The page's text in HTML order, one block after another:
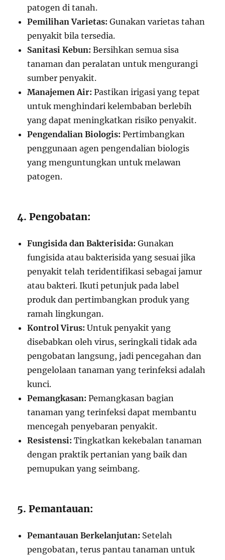
patogen di tanah.
Pemilihan Varietas: Gunakan varietas tahan
penyakit bila tersedia.
Sanitasi Kebun: Bersihkan semua sisa
tanaman dan peralatan untuk mengurangi
sumber penyakit.
Manajemen Air: Pastikan irigasi yang tepat
untuk menghindari kelembaban berlebih
yang dapat meningkatkan risiko penyakit.
Pengendalian Biologis: Pertimbangkan
penggunaan agen pengendalian biologis
yang menguntungkan untuk melawan
patogen.
4. Pengobatan:
Fungisida dan Bakterisida: Gunakan
fungisida atau bakterisida yang sesuai jika
penyakit telah teridentifikasi sebagai jamur
atau bakteri. Ikuti petunjuk pada label
produk dan pertimbangkan produk yang
ramah lingkungan.
Kontrol Virus: Untuk penyakit yang
disebabkan oleh virus, seringkali tidak ada
pengobatan langsung, jadi pencegahan dan
pengelolaan tanaman yang terinfeksi adalah
kunci.
Pemangkasan: Pemangkasan bagian
tanaman yang terinfeksi dapat membantu
mencegah penyebaran penyakit.
Resistensi: Tingkatkan kekebalan tanaman
dengan praktik pertanian yang baik dan
pemupukan yang seimbang.
5. Pemantauan:
Pemantauan Berkelanjutan: Setelah
pengobatan, terus pantau tanaman untuk